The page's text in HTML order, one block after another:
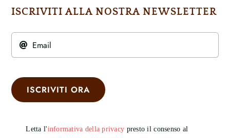
ISCRIVITI ALLA NOSTRA NEWSLETTER
ISCRIVITI ORA
Letta l'informativa della privacy presto il consenso al